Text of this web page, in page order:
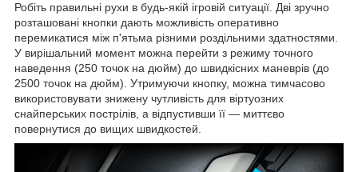
Робіть правильні рухи в будь-якій ігровій ситуації. Дві зручно
розташовані кнопки дають можливість оперативно
перемикатися між п'ятьма різними роздільними здатностями.
У вирішальний момент можна перейти з режиму точного
наведення (250 точок на дюйм) до швидкісних маневрів (до
2500 точок на дюйм). Утримуючи кнопку, можна тимчасово
використовувати знижену чутливість для віртуозних
снайперських пострілів, а відпустивши її — миттєво
повернутися до вищих швидкостей.